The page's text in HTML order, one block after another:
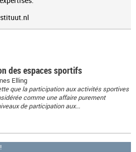
des espaces sportifs
Elling
que la participation aux activités sportives
comme une affaire purement
de participation aux...